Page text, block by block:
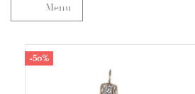
Skifte navigation
Menu
-50%